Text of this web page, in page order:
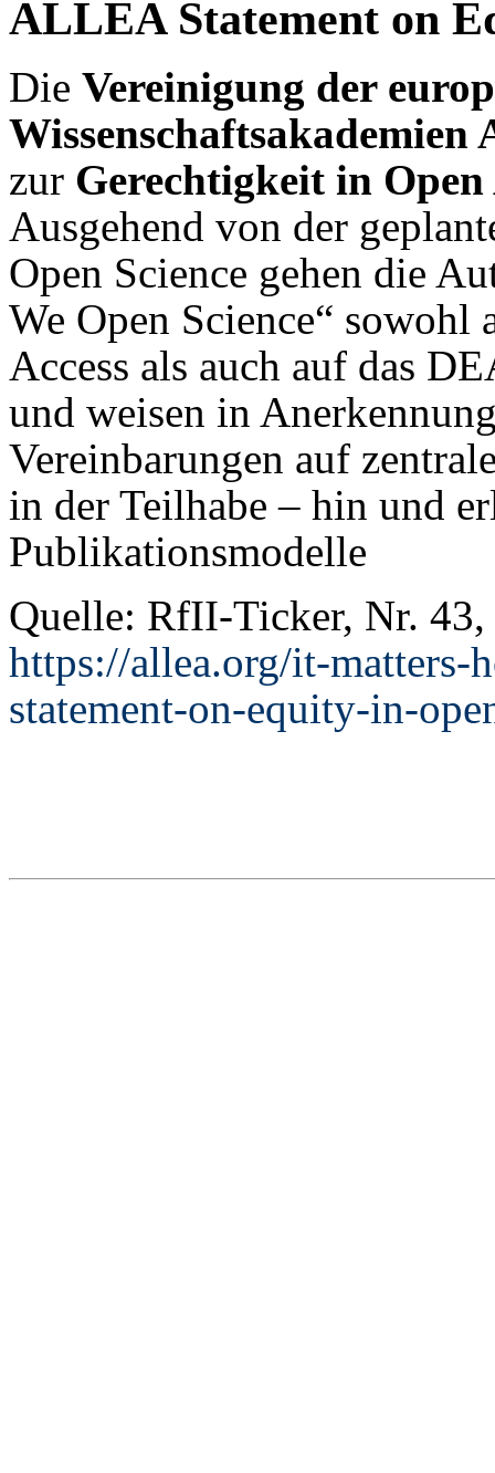
ALLEA Statement on
Die Vereinigung der
zur Gerechtigkeit in Open
Ausgehend von der
Open Science gehen die
We Open Science“ sowohl
Access als auch auf das
und weisen in
Vereinbarungen auf
in der Teilhabe – hin und
Publikationsmodelle
Quelle: RfII-Ticker, Nr. 43,
https://allea.org/it-matters-
statement-on-equity-in-